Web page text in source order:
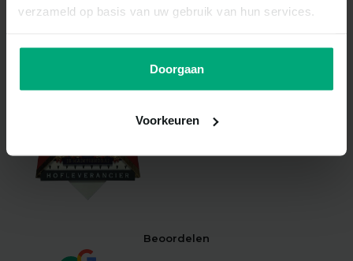
verzameld op basis van uw gebruik van hun services.
Doorgaan
VoorkeurenKoninklijk Wapen en de titel ‘Bij
Beoordelen